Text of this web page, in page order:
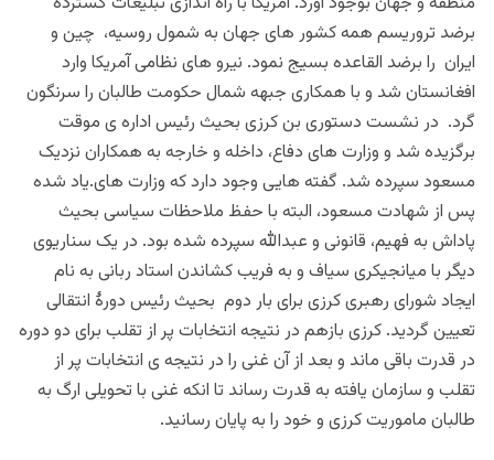
برضد تروریسم همه کشور های جهان به شمول روسیه، چین و
ایران را برضد القاعده بسیج نمود. نیرو های نظامی آمریکا وارد
افغانستان شد و با همکاری جبهه شمال حکومت طالبان را سرنگون
گرد. در نشست دستوری بن کرزی بحیث رئیس اداره ی موقت
برگزیده شد و وزارت های دفاع، داخله و خارجه به همکاران نزدیک
مسعود سپرده شد. گفته هایی وجود دارد که وزارت های.یاد شده
پس از شهادت مسعود، البته با حفظ ملاحظات سیاسی بحیث
پاداش به فهیم، قانونی و عبدالله سپرده شده بود. در یک سناریوی
دیگر با میانجیکری سیاف و به فریب کشاندن استاد ربانی به نام
ایجاد شورای رهبری کرزی برای بار دوم بحیث رئیس دورهٔ انتقالی
تعیین گردید. کرزی بازهم در نتیجه انتخابات پر از تقلب برای دو دوره
در قدرت باقی ماند و بعد از آن غنی را در نتیجه ی انتخابات پر از
تقلب و سازمان یافته به قدرت رساند تا انکه غنی با تحویلی ارگ به
طالبان ماموریت کرزی و خود را به پایان رسانید.